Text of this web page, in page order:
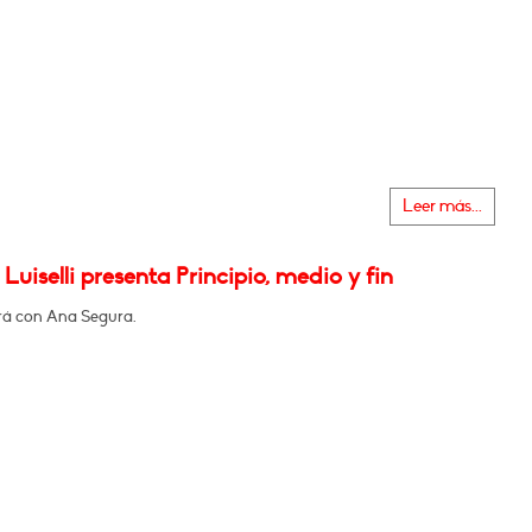
Leer más...
presenta Principio, medio y fin
con Ana Segura.